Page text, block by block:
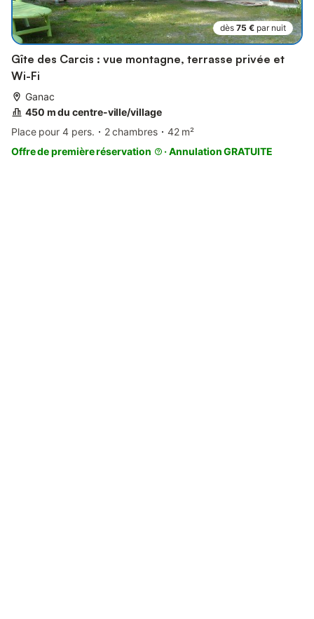
dès 75 € par nuit
Gîte des Carcis : vue montagne, terrasse privée et
Wi-Fi
Ganac
450 m du centre-ville/village
Place pour 4 pers.
2 chambres
42 m²
Offre de première réservation
·Annulation GRATUITE